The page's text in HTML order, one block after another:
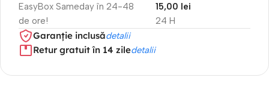
EasyBox Sameday în 24-48
de ore!
24 H
15,00 lei
Garanție inclusădetalii
Retur gratuit în 14 ziledetalii